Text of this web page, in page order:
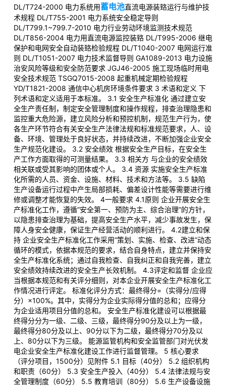
DL/T724-2000 电力系统用蓄电池直流电源装臵运行与维护技
术规程 DL/T755-2001 电力系统安全稳定导则
DL/T799.1~799.7-2010 电力行业劳动环境监测技术规范
DL/T856-2004 电力用直流电源监控装臵 DL/T995-2006 继电
保护和电网安全自动装臵检验规程 DL/T1040-2007 电网运行准
则 DL/T1051-2007 电力技术监督导则 GA1089-2013 电力设施
治安风险等级和安全防范要求 JGJ46-2005 施工现场临时用电
安全技术规范 TSGQ7015-2008 起重机械定期检验规程
YD/T1821-2008 通信中心机房环境条件要求 3 术语和定义 下
列术语和定义适用于本标准。 3.1 安全生产标准化 通过建立安
全生产责任制，制定安全管理制度和操作规程，排查治理隐患和
监控重大危险源，建立风险分析和预控机制，规范生产行为，使
各生产环节符合有关安全生产法律法规和标准规范要求，人、设
备、环境、管理处于良好状态，并持续改进，不断加强企业安全
生产规范化建设。 3.2 安全绩效 根据安全生产目标，在安全生
产工作方面取得的可测量结果。 3.3 相关方 与企业的安全绩效
相关联或受其影响的团体或个人。 3.4 资源 实施安全生产标准
化所需的人员、资金、设施、材料、技术和方法等。 3.5 缺陷
生产设备运行过程中产生局部损耗、偏差设计性能等需要进行维
修或调整才能恢复的失效。 4一般要求 4.1原则 企业开展安全生
产标准化工作，遵循“安全第一、预防为主、综合治理”的方针，
以隐患排查治理为基础，提高安全生产水平，减少事故发生，保
障人身安全健康，保证生产经营活动的顺利进行。 4.2建立和保
持 企业安全生产标准化工作采用“策划、实施、检查、改进”动态
循环的模式，依据本规范的要求，结合自身特点，建立并保持安
全生产标准化系统；通过自我检查、自我纠正和自我完善，建立
安全绩效持续改进的安全生产长效机制。 4.3评定和监督 企业应
当根据本规范和有关评分细则，对本企业开展安全生产标准化工
作情况进行评定。 标准化评分方式：最终得分=（实得分/应得
分）×100%。其中，实得分为企业实际得分值的总和；应得分
为企业适用项目分值的总和。 安全生产标准化建设可以根据最
终得分分为一级、二级、三级，最终得分90分及以上为一级，
最终得分80分及以上、90分以下为二级，最终得分70分及以
上、80分以下为三级。 能源监管机构和安全监管部门对光伏发
电企业安全生产标准化建设工作进行监督管理。 5 核心要求
（评分项目，1500分）见附件 5.1 目标（40分） 5.2 组织机构
和职责（60分） 5.3 安全生产投入（40分） 5.4 法律法规与安
全管理制度（60分） 5.5 教育培训（80分） 5.6 生产设备设施